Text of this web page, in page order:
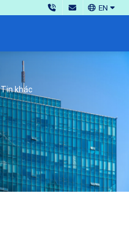
EN
Tin khác